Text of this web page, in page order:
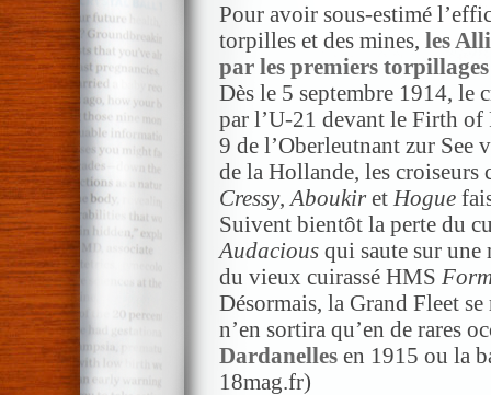
Pour avoir sous-estimé
torpilles et des mines, les
par les premiers torpillages
Dès le 5 septembre 1914, le
par l’U-21 devant le Firth of
9 de l’Oberleutnant zur See
de la Hollande, les croiseurs
Cressy, Aboukiret Hogue
Suivent bientôt la perte du
Audacious qui saute sur
du vieux cuirassé HMS
Désormais, la Grand Fleet
n’en sortira qu’en de rares
Dardanelles en 1915 ou la
18mag.fr)